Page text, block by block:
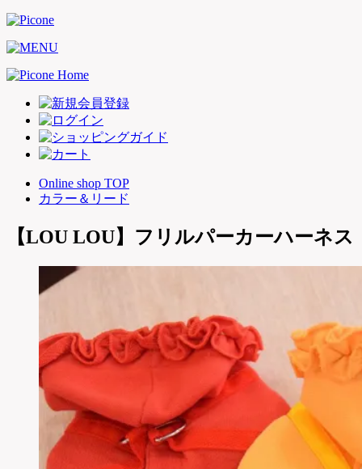
Online shop TOP
カラー＆リード
【LOU LOU】フリルパーカーハーネス